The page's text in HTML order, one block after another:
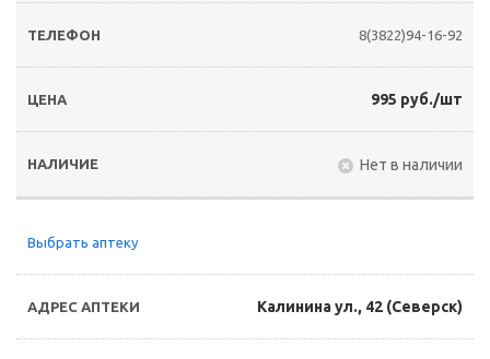
8(3822)94-16-92
995 руб./шт
Нет в наличии
Выбрать аптеку
Калинина ул., 42 (Северск)